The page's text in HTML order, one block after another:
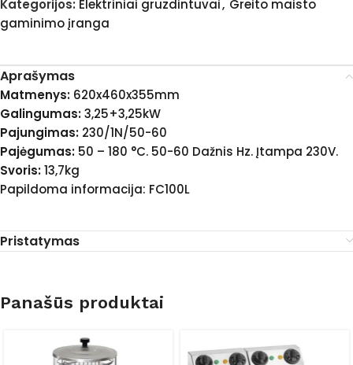
Kategorijos: Elektriniai gruzdintuvai, Greito maisto
gaminimo įranga
Aprašymas
Matmenys: 620x460x355mm
Galingumas:3,25+3,25kW
Pajungimas: 230/1N/50-60
Pajėgumas: 50 – 180 °C. 50-60 Dažnis Hz. Įtampa 230V.
Svoris:13,7kg
Papildoma informacija: FC100L
Pristatymas
Panašūs produktai